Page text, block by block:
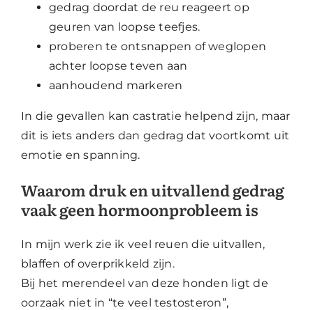
gedrag doordat de reu reageert op
geuren van loopse teefjes.
proberen te ontsnappen of weglopen
achter loopse teven aan
aanhoudend markeren
In die gevallen kan castratie helpend zijn, maar
dit is iets anders dan gedrag dat voortkomt uit
emotie en spanning.
Waarom druk en uitvallend gedrag
vaak geen hormoonprobleem is
In mijn werk zie ik veel reuen die uitvallen,
blaffen of overprikkeld zijn.
Bij het merendeel van deze honden ligt de
oorzaak niet in “te veel testosteron”,